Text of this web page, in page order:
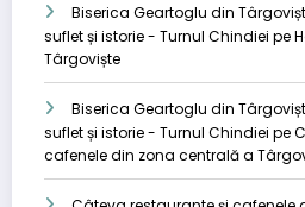
Biserica Geartoglu din
suflet și istorie - Turnul Chindiei pe
Târgoviște
Biserica Geartoglu din
suflet și istorie - Turnul Chindiei pe
cafenele din zona centrală a